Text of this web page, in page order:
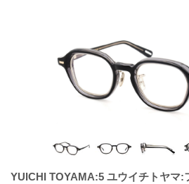
YUICHI TOYAMA:5 ユウイチトヤマ: